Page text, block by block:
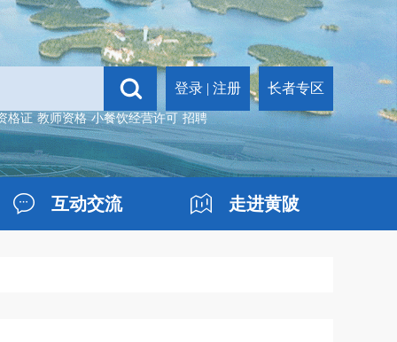
登录 | 注册 长者专区
格证 教师资格 小餐饮经营许可 招聘
互动交流 走进黄陂